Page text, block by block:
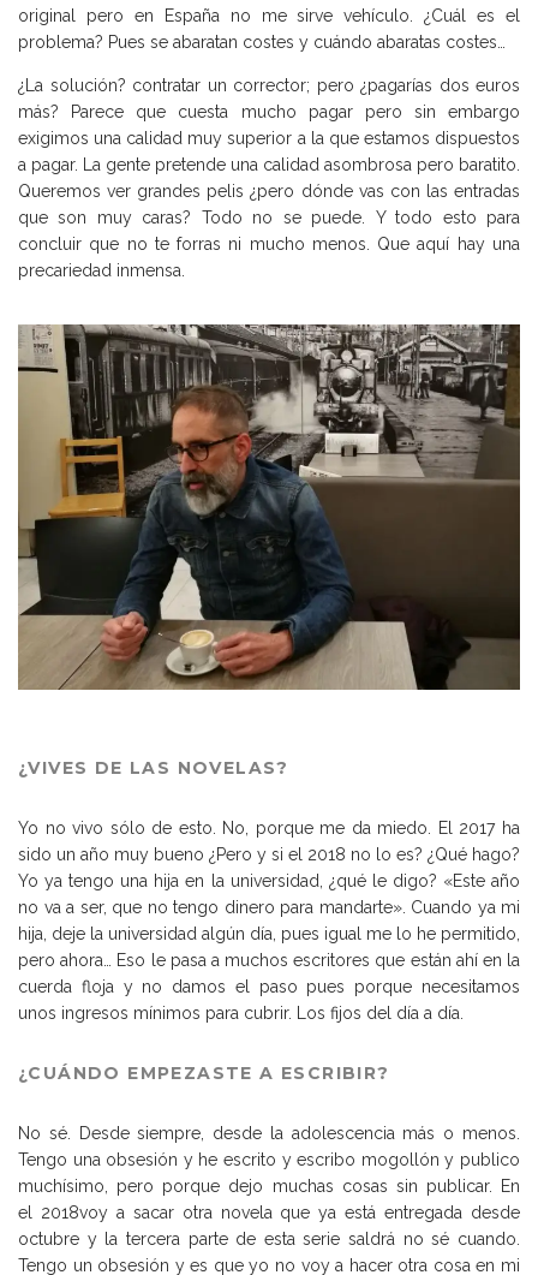
original pero en España no me sirve vehículo. ¿Cuál es el
problema? Pues se abaratan costes y cuándo abaratas costes…
¿La solución? contratar un corrector; pero ¿pagarías dos euros
más? Parece que cuesta mucho pagar pero sin embargo
exigimos una calidad muy superior a la que estamos dispuestos
a pagar. La gente pretende una calidad asombrosa pero baratito.
Queremos ver grandes pelis ¿pero dónde vas con las entradas
que son muy caras? Todo no se puede. Y todo esto para
concluir que no te forras ni mucho menos. Que aquí hay una
precariedad inmensa.
¿VIVES DE LAS NOVELAS?
Yo no vivo sólo de esto. No, porque me da miedo. El 2017 ha
sido un año muy bueno ¿Pero y si el 2018 no lo es? ¿Qué hago?
Yo ya tengo una hija en la universidad, ¿qué le digo? «Este año
no va a ser, que no tengo dinero para mandarte». Cuando ya mi
hija, deje la universidad algún día, pues igual me lo he permitido,
pero ahora… Eso le pasa a muchos escritores que están ahí en la
cuerda floja y no damos el paso pues porque necesitamos
unos ingresos mínimos para cubrir. Los fijos del día a día.
¿CUÁNDO EMPEZASTE A ESCRIBIR?
No sé. Desde siempre, desde la adolescencia más o menos.
Tengo una obsesión y he escrito y escribo mogollón y publico
muchísimo, pero porque dejo muchas cosas sin publicar. En
el 2018voy a sacar otra novela que ya está entregada desde
octubre y la tercera parte de esta serie saldrá no sé cuando.
Tengo un obsesión y es que yo no voy a hacer otra cosa en mi